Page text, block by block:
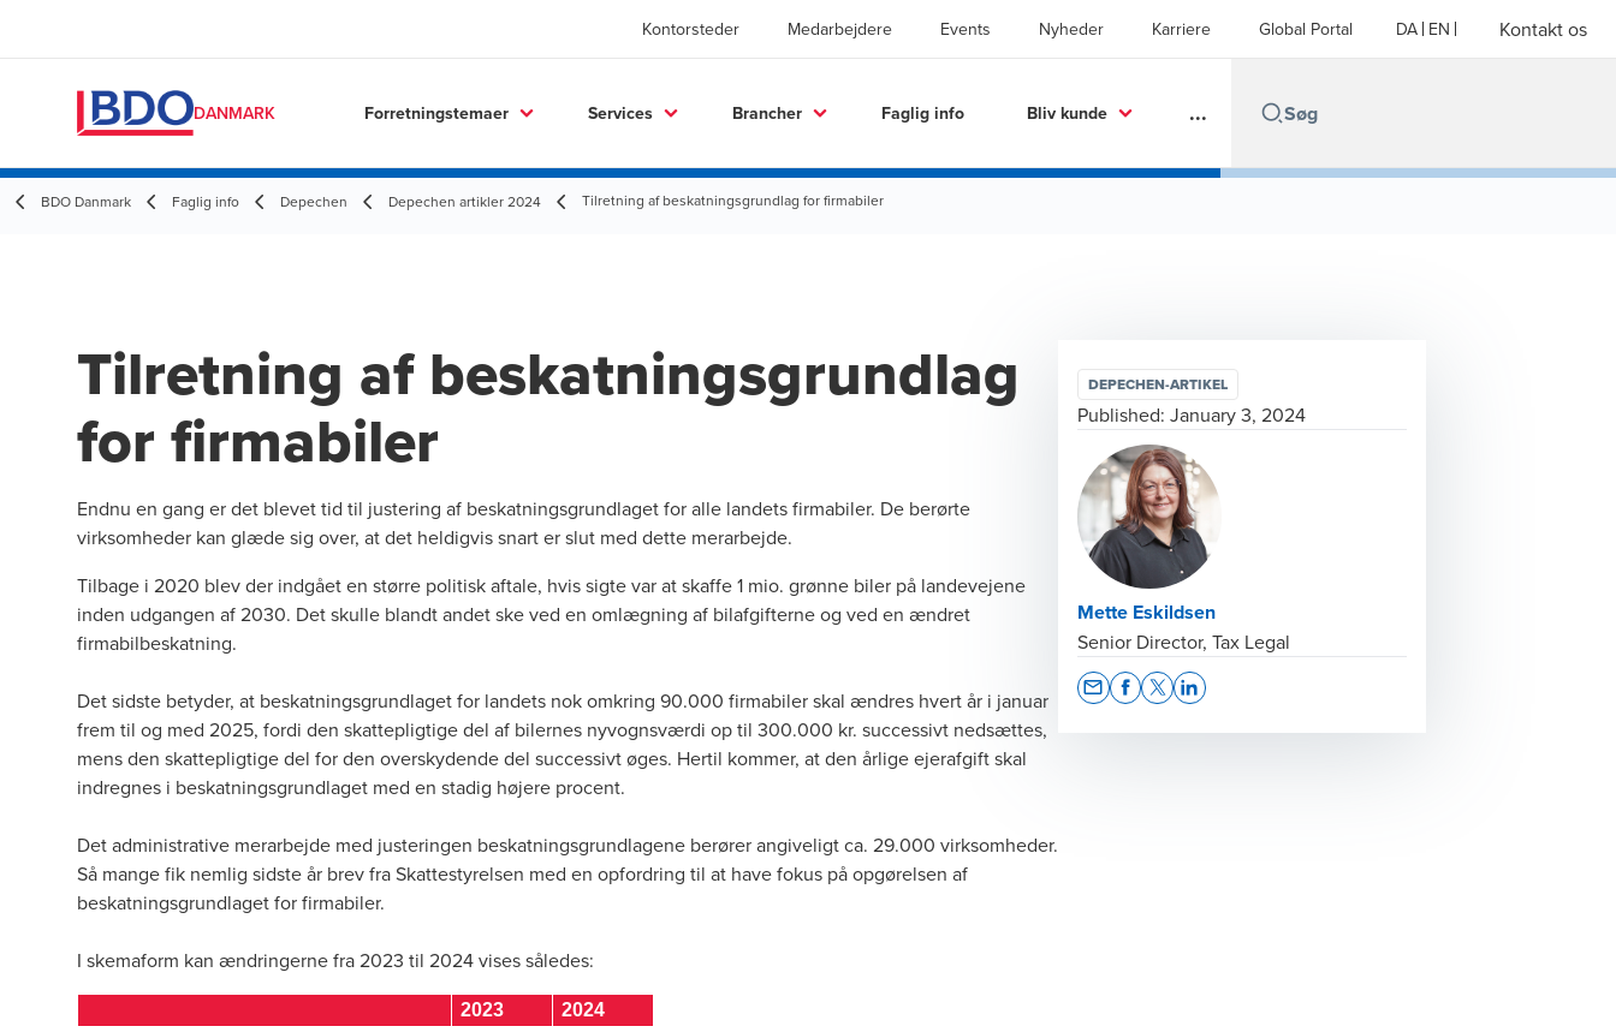
Kontorsteder Medarbejdere Events Nyheder Karriere Global Portal DA EN Kontakt os
DANMARK Forretningstemaer Services Brancher Faglig info Bliv kunde ...
BDO Danmark Faglig info Depechen Depechen artikler 2024 Tilretning af beskatningsgrundlag for firmabiler
Tilretning af beskatningsgrundlag
for firmabiler
Endnu en gang er det blevet tid til justering af beskatningsgrundlaget for alle landets firmabiler. De berørte
virksomheder kan glæde sig over, at det heldigvis snart er slut med dette merarbejde.
Tilbage i 2020 blev der indgået en større politisk aftale, hvis sigte var at skaffe 1 mio. grønne biler på landevejene
inden udgangen af 2030. Det skulle blandt andet ske ved en omlægning af bilafgifterne og ved en ændret
firmabilbeskatning.
Det sidste betyder, at beskatningsgrundlaget for landets nok omkring 90.000 firmabiler skal ændres hvert år i januar
frem til og med 2025, fordi den skattepligtige del af bilernes nyvognsværdi op til 300.000 kr. successivt nedsættes,
mens den skattepligtige del for den overskydende del successivt øges. Hertil kommer, at den årlige ejerafgift skal
indregnes i beskatningsgrundlaget med en stadig højere procent.
Det administrative merarbejde med justeringen beskatningsgrundlagene berører angiveligt ca. 29.000 virksomheder.
Så mange fik nemlig sidste år brev fra Skattestyrelsen med en opfordring til at have fokus på opgørelsen af
beskatningsgrundlaget for firmabiler.
I skemaform kan ændringerne fra 2023 til 2024 vises således:
2023
2024
DEPECHEN-ARTIKEL
Published: January 3, 2024
Mette Eskildsen
Senior Director, Tax Legal